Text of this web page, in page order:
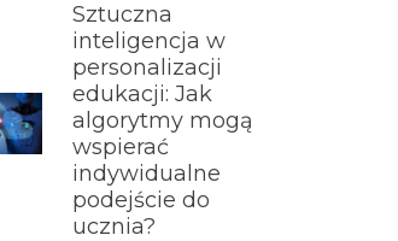
Sztuczna
inteligencja w
personalizacji
edukacji: Jak
algorytmy mogą
wspierać
indywidualne
podejście do
ucznia?